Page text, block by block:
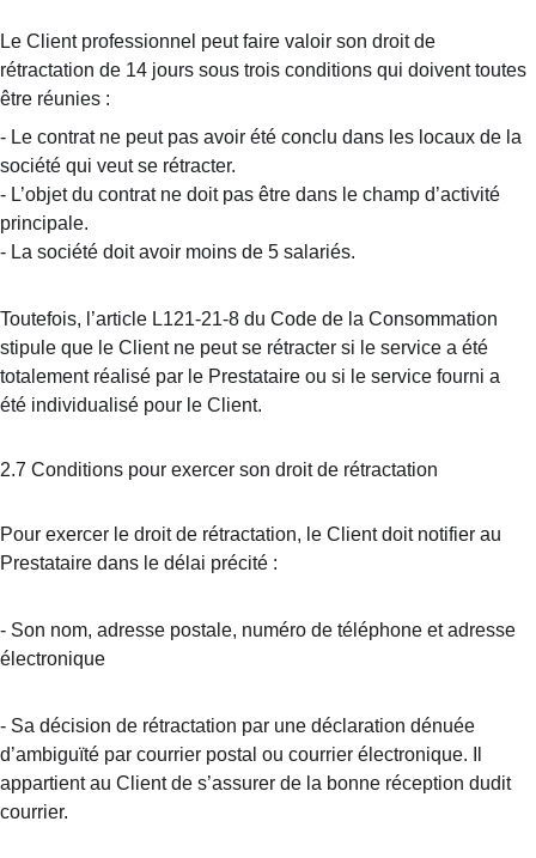
Le Client professionnel peut faire valoir son droit de
rétractation de 14 jours sous trois conditions qui doivent toutes
être réunies :
- Le contrat ne peut pas avoir été conclu dans les locaux de la
société qui veut se rétracter.
- L’objet du contrat ne doit pas être dans le champ d’activité
principale.
- La société doit avoir moins de 5 salariés.
Toutefois, l’article L121-21-8 du Code de la Consommation
stipule que le Client ne peut se rétracter si le service a été
totalement réalisé par le Prestataire ou si le service fourni a
été individualisé pour le Client.
2.7 Conditions pour exercer son droit de rétractation
Pour exercer le droit de rétractation, le Client doit notifier au
Prestataire dans le délai précité :
- Son nom, adresse postale, numéro de téléphone et adresse
électronique
- Sa décision de rétractation par une déclaration dénuée
d’ambiguïté par courrier postal ou courrier électronique. Il
appartient au Client de s’assurer de la bonne réception dudit
courrier.